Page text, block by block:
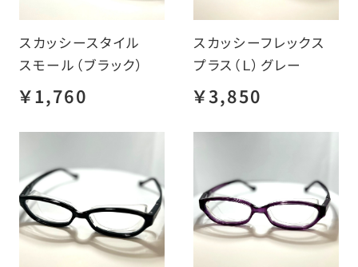
スカッシースタイル
スモール（ブラック）
￥1,760
スカッシーフレックス
プラス（Ｌ）グレー
￥3,850